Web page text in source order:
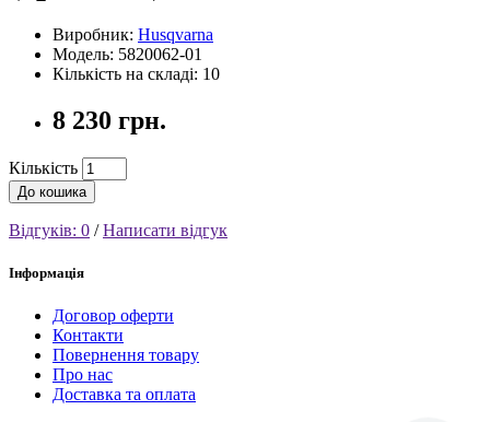
Виробник: Husqvarna
Модель: 5820062-01
Кількість на складі: 10
8 230 грн.
Кількість
До кошика
Відгуків: 0 /Написати відгук
Інформація
Договор оферти
Контакти
Повернення товару
Про нас
Доставка та оплата